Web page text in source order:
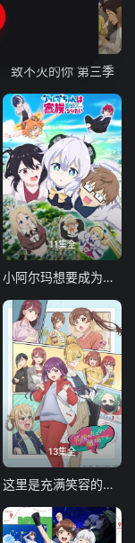
致不灭的你 第三季
11集全
小阿尔玛想要成为家人
13集全
这里是充满笑容的职场。